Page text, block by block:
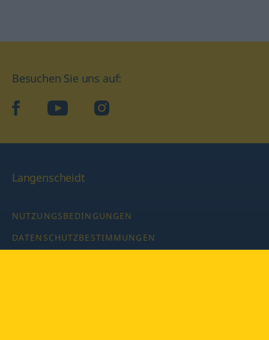
Besuchen Sie uns auf:
facebookYouTube Instagram
Langenscheidt
NUTZUNGSBEDINGUNGEN
DATENSCHUTZBESTIMMUNGEN